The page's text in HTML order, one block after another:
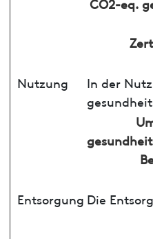
Nutzung
In der
Entsorgung Die